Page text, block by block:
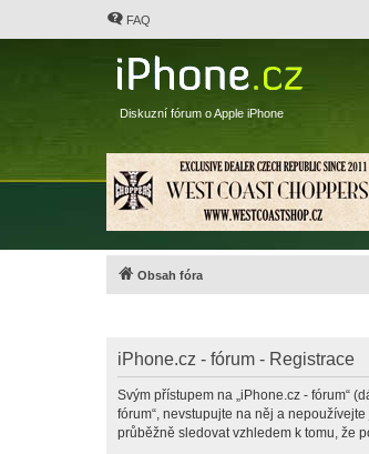
FAQ
Diskuzní fórum o Apple iPhone
Obsah fóra
iPhone.cz - fórum - Registrace
Svým přístupem na „iPhone.cz - fórum“
fórum“, nevstupujte na něj a
průběžně sledovat vzhledem k tomu, že